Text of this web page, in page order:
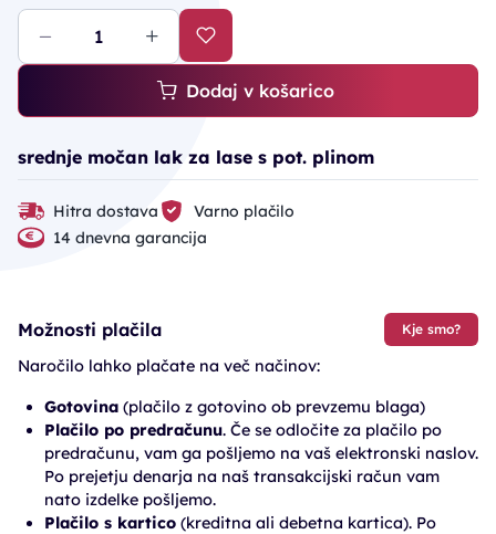
Dodaj v košarico
srednje močan lak za lase s pot. plinom
Hitra dostava
Varno plačilo
14 dnevna garancija
Možnosti plačila Kje smo?
Naročilo lahko plačate na več načinov:
Gotovina (plačilo z gotovino ob prevzemu blaga)
Plačilo po predračunu. Če se odločite za plačilo po
predračunu, vam ga pošljemo na vaš elektronski naslov.
Po prejetju denarja na naš transakcijski račun vam
nato izdelke pošljemo.
Plačilo s kartico (kreditna ali debetna kartica). Po